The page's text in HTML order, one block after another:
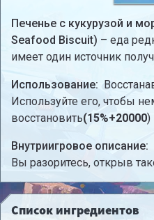
Печенье с кукурузой и
Seafood Biscuit) – еда
имеет один источник
Использование:
Используйте его, чтобы
восстановить(15%+20000)
Внутриигровое описание:
Вы разоритесь, открыв
Список ингредиентов